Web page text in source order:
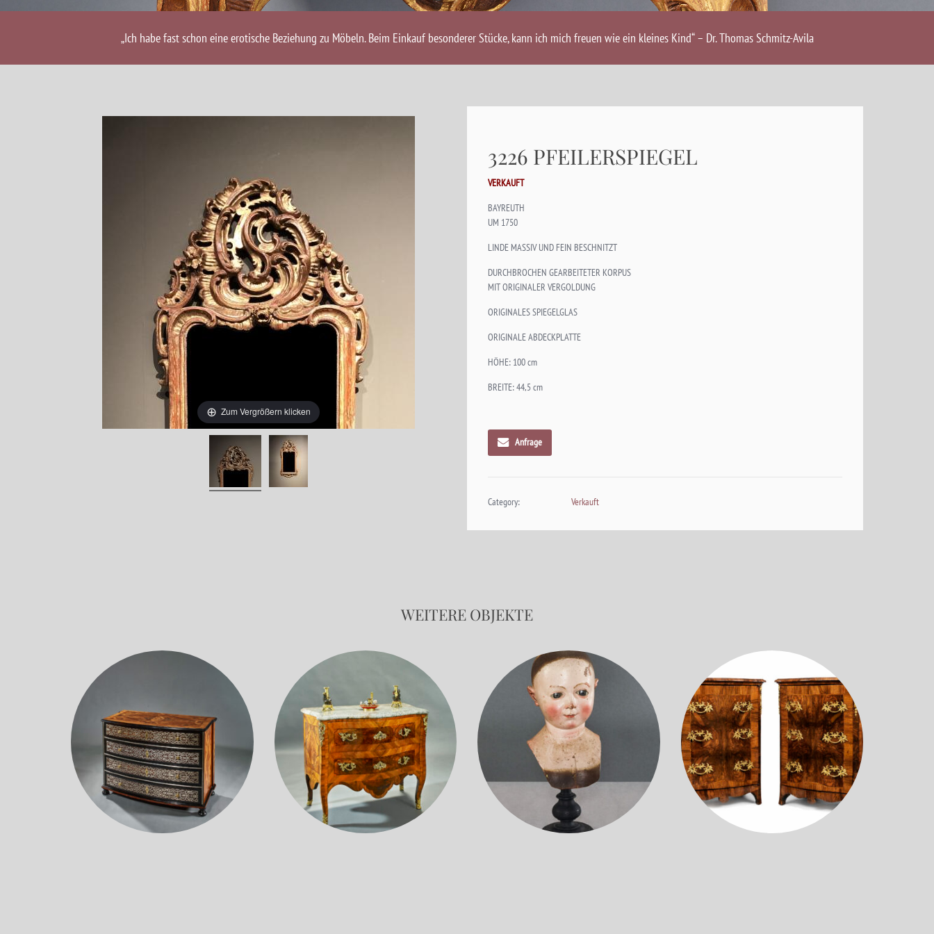
„Ich habe fast schon eine erotische Beziehung zu Möbeln. Beim Einkauf besonderer Stücke, kann ich mich freuen wie ein kleines Kind“ – Dr. Thomas Schmitz-Avila
Zum Vergrößern klicken
3226 PFEILERSPIEGEL
VERKAUFT
BAYREUTH
UM 1750
LINDE MASSIV UND FEIN BESCHNITZT
DURCHBROCHEN GEARBEITETER KORPUS
MIT ORIGINALER VERGOLDUNG
ORIGINALES SPIEGELGLAS
ORIGINALE ABDECKPLATTE
HÖHE: 100 cm
BREITE: 44,5 cm
Anfrage
Category: Verkauft
WEITERE OBJEKTE